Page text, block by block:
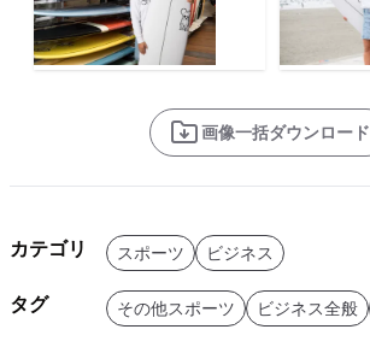
画像一括ダウンロード
カテゴリ スポーツ ビジネス
タグ その他スポーツ ビジネス全般